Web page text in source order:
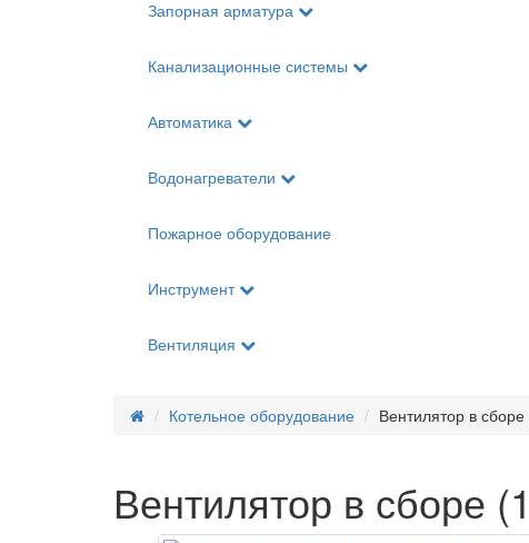
Запорная арматура
Канализационные системы
Автоматика
Водонагреватели
Пожарное оборудование
Инструмент
Вентиляция
Котельное оборудование Вентилятор в
Вентилятор в сборе